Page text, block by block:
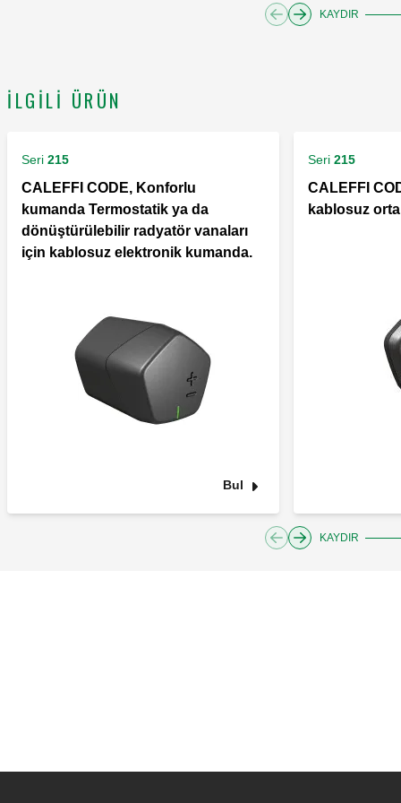
KAYDIR
İLGILI ÜRÜN
Seri 215
CALEFFI CODE, Konforlu
kumanda Termostatik ya da
dönüştürülebilir radyatör vanaları
için kablosuz elektronik kumanda.
Bul
Seri 215
CALEFFI
kablosuz
KAYDIR